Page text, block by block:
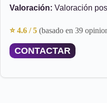
Valoración: Valoración
⭐ 4.6 / 5 (basado en 39
CONTACTAR